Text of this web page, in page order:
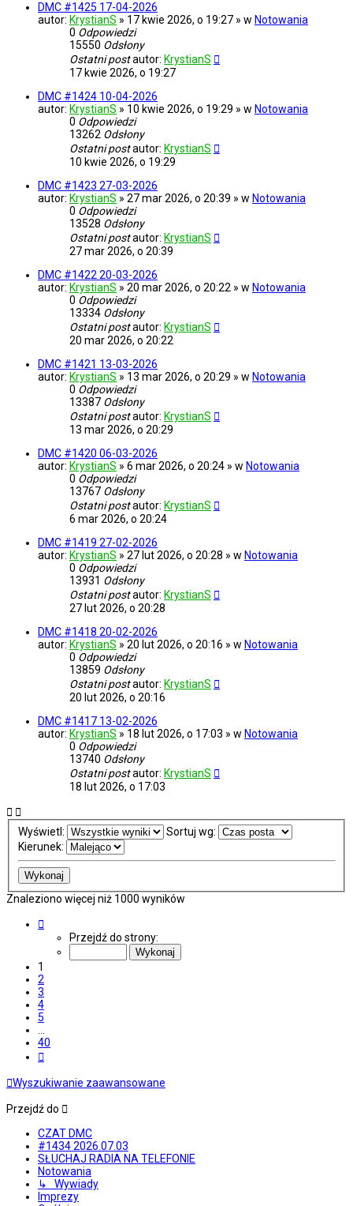
DMC #1425 17-04-2026
autor: KrystianS » 17 kwie 2026, o 19:27 » w Notowania
0 Odpowiedzi
15550 Odsłony
Ostatni postautor: KrystianS
17 kwie 2026, o 19:27
DMC #1424 10-04-2026
autor: KrystianS » 10 kwie 2026, o 19:29 » w Notowania
0 Odpowiedzi
13262 Odsłony
Ostatni postautor: KrystianS
10 kwie 2026, o 19:29
DMC #1423 27-03-2026
autor: KrystianS » 27 mar 2026, o 20:39 » w Notowania
0 Odpowiedzi
13528 Odsłony
Ostatni postautor: KrystianS
27 mar 2026, o 20:39
DMC #1422 20-03-2026
autor: KrystianS » 20 mar 2026, o 20:22 » w Notowania
0 Odpowiedzi
13334 Odsłony
Ostatni postautor: KrystianS
20 mar 2026, o 20:22
DMC #1421 13-03-2026
autor: KrystianS » 13 mar 2026, o 20:29 » w Notowania
0 Odpowiedzi
13387 Odsłony
Ostatni postautor: KrystianS
13 mar 2026, o 20:29
DMC #1420 06-03-2026
autor: KrystianS » 6 mar 2026, o 20:24 » w Notowania
0 Odpowiedzi
13767 Odsłony
Ostatni postautor: KrystianS
6 mar 2026, o 20:24
DMC #1419 27-02-2026
autor: KrystianS » 27 lut 2026, o 20:28 » w Notowania
0 Odpowiedzi
13931 Odsłony
Ostatni postautor: KrystianS
27 lut 2026, o 20:28
DMC #1418 20-02-2026
autor: KrystianS » 20 lut 2026, o 20:16 » w Notowania
0 Odpowiedzi
13859 Odsłony
Ostatni postautor: KrystianS
20 lut 2026, o 20:16
DMC #1417 13-02-2026
autor: KrystianS » 18 lut 2026, o 17:03 » w Notowania
0 Odpowiedzi
13740 Odsłony
Ostatni postautor: KrystianS
18 lut 2026, o 17:03
Wyświetl:
Sortuj wg:
Kierunek:
Znaleziono więcej niż 1000 wyników
Przejdź do strony:
1
2
3
4
5
40
Wyszukiwanie zaawansowane
Przejdź do
CZAT DMC
#1434 2026.07.03
SŁUCHAJ RADIA NA TELEFONIE
Notowania
↳ Wywiady
Imprezy